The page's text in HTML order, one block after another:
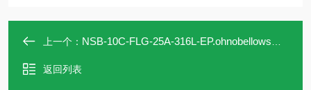
上一个： NSB-10C-FLG-25A-316L-EP.ohnobellows手动阀NSB-10C-FLG-25A-316L-EP
返回列表